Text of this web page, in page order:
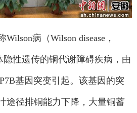
病（Wilson disease，
性遗传的铜代谢障碍疾病，由
基因突变引起。该基因的突
途径排铜能力下降，大量铜蓄